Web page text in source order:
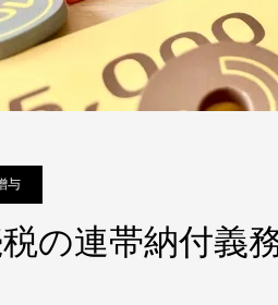
与
の連帯納付義